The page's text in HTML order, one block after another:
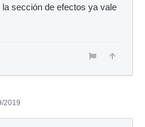
sección de efectos ya vale
2019